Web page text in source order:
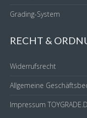
Grading-System
RECHT &
Widerrufsrecht
Allgemeine
Impressum